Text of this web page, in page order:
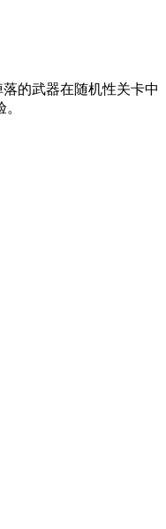
的武器在随机性关卡中